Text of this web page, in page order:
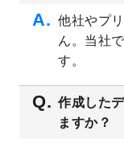
を
2023/5/9
書
追
2023/4/20
他社やプ
ん。当社
す。
作成した
ますか？